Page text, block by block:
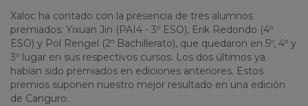
Xaloc ha contado con la presencia de tres alumnos
premiados: Yixuan Jin (PAI4 - 3º ESO), Erik Redondo (4º
ESO) y Pol Rengel (2º Bachillerato), que quedaron en 5º, 4º y
3º lugar en sus respectivos cursos. Los dos últimos ya
habían sido premiados en ediciones anteriores. Estos
premios suponen nuestro mejor resultado en una edición
de Canguro.